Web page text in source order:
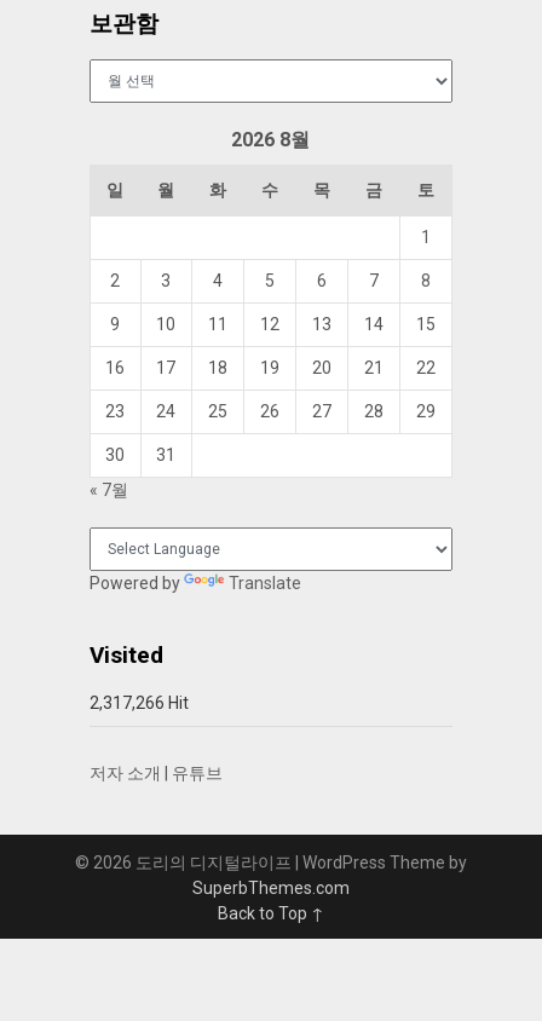
보관함
2026 8월
일 월 화 수 목 금 토
1
2 3 4 5 6 7 8
9 10 11 12 13 14 15
16 17 18 19 20 21 22
23 24 25 26 27 28 29
30
31
« 7월
Powered by Translate
Visited
2,317,266 Hit
저자 소개 유튜브
© 2026 도리의 디지털라이프
| WordPress Theme by
SuperbThemes.com
Back to Top ↑